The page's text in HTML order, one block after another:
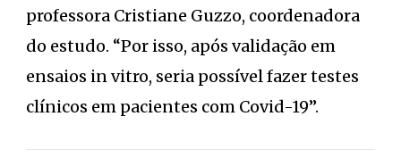
professora Cristiane Guzzo, coordenadora
do estudo. “Por isso, após validação em
ensaios in vitro, seria possível fazer testes
clínicos em pacientes com Covid-19”.